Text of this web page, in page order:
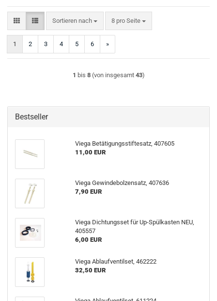
Sortieren nach
Sortieren nach 8 pro Seite
pro Seite
1 2 3 4 5 6 »
1 bis 8(von insgesamt 43)
Bestseller
Viega Betätigungsstiftesatz, 407605
11,00 EUR
Viega Gewindebolzensatz, 407636
7,90 EUR
Viega Dichtungsset für Up-Spülkasten NEU,
405557
6,00 EUR
Viega Ablaufventilset, 462222
32,50 EUR